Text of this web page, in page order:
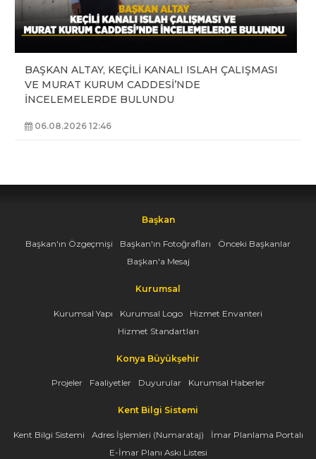
BAŞKAN ALTAY, KEÇİLİ KANALI ISLAH ÇALIŞMASI
VE MURAT KURUM CADDESİ’NDE
İNCELEMELERDE BULUNDU
06.08.2026 12:46
Başkan
Başkan'ın Özgeçmişi Başkan'ın Fotoğrafları
Önceki Başkanlar
Başkan'a Mesaj
Kurumsal
Kurumsal Yapı Kurumsal Logo
Hizmet Envanteri
Hizmet Standartları
Konya Büyükşehir
Projeler Faaliyetler Duyurular Kurumsal Haberler
Kent Bilgi Sistemi
Kent Bilgi Sistemi Adres İşlemleri (Numarataj)
İmar Planlama Portalı
E-İmar Planı Askı Listesi